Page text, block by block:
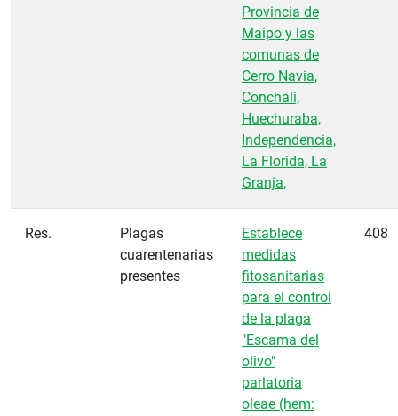
Provincia de
Maipo y las
comunas de
Cerro Navia,
Conchalí,
Huechuraba,
Independencia,
La Florida, La
Granja,
Res.
Plagas
cuarentenarias
presentes
Establece
medidas
fitosanitarias
para el control
de la plaga
"Escama del
olivo"
parlatoria
oleae (hem:
408